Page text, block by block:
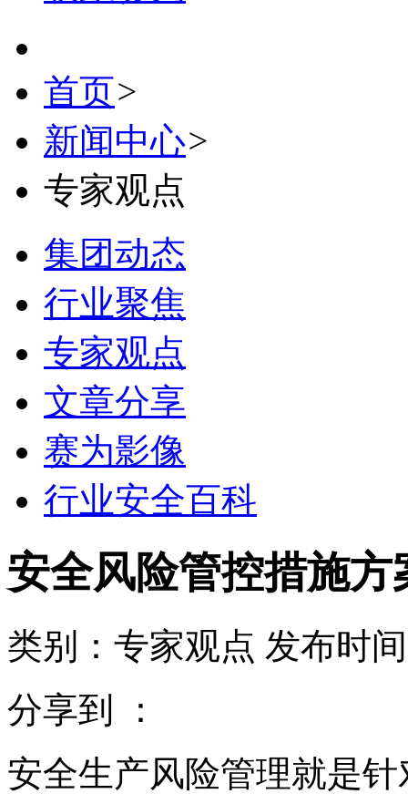
首页>
新闻中心>
专家观点
集团动态
行业聚焦
专家观点
文章分享
赛为影像
行业安全百科
安全风险管控措施方
类别：专家观点 发布时
分享到 ：
安全生产风险管理就是